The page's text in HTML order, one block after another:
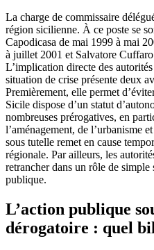
La charge de commissaire
région sicilienne. À ce poste se
Capodicasa de mai 1999 à mai
à juillet 2001 et Salvatore
L’implication directe des
situation de crise présente deux
Premièrement, elle permet
Sicile dispose d’un statut
nombreuses prérogatives, en
l’aménagement, de l’urbanisme
sous tutelle remet en cause
régionale. Par ailleurs, les
retrancher dans un rôle de
publique.
L’action publique
dérogatoire : quel